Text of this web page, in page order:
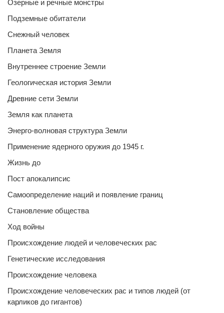
Озерные и речные монстры
Подземные обитатели
Снежный человек
Планета Земля
Внутреннее строение Земли
Геологическая история Земли
Древние сети Земли
Земля как планета
Энерго-волновая структура Земли
Применение ядерного оружия до 1945 г.
Жизнь до
Пост апокалипсис
Самоопределение наций и появление границ
Становление общества
Ход войны
Происхождение людей и человеческих рас
Генетические исследования
Происхождение человека
Происхождение человеческих рас и типов людей (от
карликов до гигантов)